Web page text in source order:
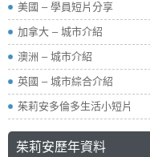
美國 – 學員短片分享
加拿大 – 城市介紹
澳洲 – 城市介紹
英國 – 城市綜合介紹
茱莉安多倫多生活小短片
茱莉安歷年資料